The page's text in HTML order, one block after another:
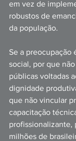
em vez de
robustos de
da população.
Se a preocupação
social, por que
públicas voltadas
dignidade
que não vincular
capacitação
profissionalizante,
milhões de